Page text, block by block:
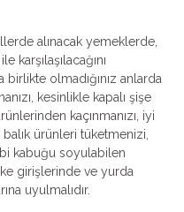
alınacak yemeklerde,
karşılaşılacağını
olmadığınız anlarda
kesinlikle kapalı şişe
kaçınmanızı, iyi
ürünleri tüketmenizi,
kabuğu soyulabilen
girişlerinde ve yurda
uyulmalıdır.